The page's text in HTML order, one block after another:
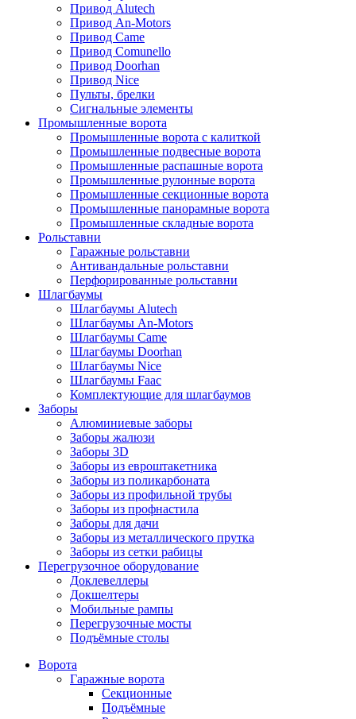
Привод Alutech
Привод An-Motors
Привод Came
Привод Comunello
Привод Doorhan
Привод Nice
Пульты, брелки
Сигнальные элементы
Промышленные ворота
Промышленные ворота с калиткой
Промышленные подвесные ворота
Промышленные распашные ворота
Промышленные рулонные ворота
Промышленные секционные ворота
Промышленные панорамные ворота
Промышленные складные ворота
Рольставни
Гаражные рольставни
Антивандальные рольставни
Перфорированные рольставни
Шлагбаумы
Шлагбаумы Alutech
Шлагбаумы An-Motors
Шлагбаумы Came
Шлагбаумы Doorhan
Шлагбаумы Nice
Шлагбаумы Faac
Комплектующие для шлагбаумов
Заборы
Алюминиевые заборы
Заборы жалюзи
Заборы 3D
Заборы из евроштакетника
Заборы из поликарбоната
Заборы из профильной трубы
Заборы из профнастила
Заборы для дачи
Заборы из металлического прутка
Заборы из сетки рабицы
Перегрузочное оборудование
Доклевеллеры
Докшелтеры
Мобильные рампы
Перегрузочные мосты
Подъёмные столы
Ворота
Гаражные ворота
Секционные
Подъёмные